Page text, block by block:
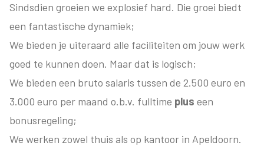
Sindsdien groeien we explosief hard. Die groei biedt
een fantastische dynamiek;
We bieden je uiteraard alle faciliteiten om jouw werk
goed te kunnen doen. Maar dat is logisch;
We bieden een bruto salaris tussen de 2.500 euro en
3.000 euro per maand o.b.v. fulltime plus een
bonusregeling;
We werken zowel thuis als op kantoor in Apeldoorn.